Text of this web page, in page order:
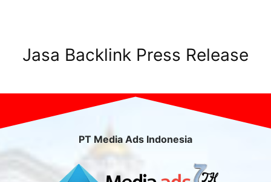
Jasa Backlink Press Release
PT Media Ads Indonesia